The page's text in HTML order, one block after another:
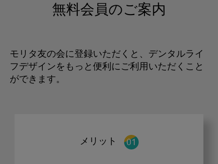
無料会員のご案内
モリタ友の会に登録いただくと、デンタルライ
フデザインをもっと便利にご利用いただくこと
ができます。
メリット